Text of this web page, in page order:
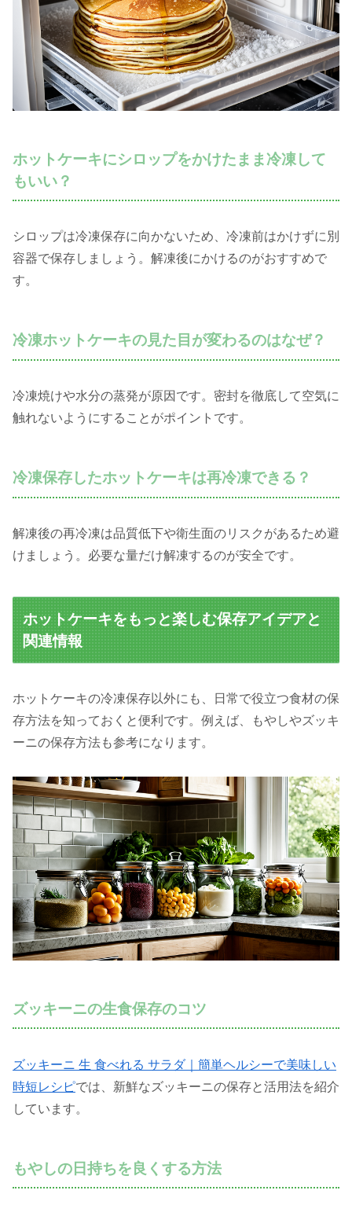
ホットケーキにシロップをかけたまま冷凍して
もいい？
シロップは冷凍保存に向かないため、冷凍前はかけずに別
容器で保存しましょう。解凍後にかけるのがおすすめで
す。
冷凍ホットケーキの見た目が変わるのはなぜ？
冷凍焼けや水分の蒸発が原因です。密封を徹底して空気に
触れないようにすることがポイントです。
冷凍保存したホットケーキは再冷凍できる？
解凍後の再冷凍は品質低下や衛生面のリスクがあるため避
けましょう。必要な量だけ解凍するのが安全です。
ホットケーキをもっと楽しむ保存アイデアと
関連情報
ホットケーキの冷凍保存以外にも、日常で役立つ食材の保
存方法を知っておくと便利です。例えば、もやしやズッキ
ーニの保存方法も参考になります。
ズッキーニの生食保存のコツ
ズッキーニ 生 食べれる サラダ｜簡単ヘルシーで美味しい
時短レシピでは、新鮮なズッキーニの保存と活用法を紹介
しています。
もやしの日持ちを良くする方法